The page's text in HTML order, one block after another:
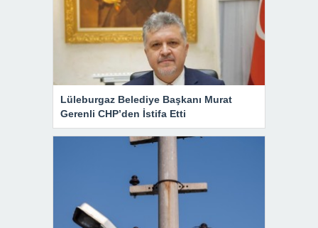
Lüleburgaz Belediye Başkanı Murat
Gerenli CHP’den İstifa Etti